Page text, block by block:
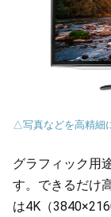
△写真などを高精細
グラフィック用
す。できるだけ
は4K（